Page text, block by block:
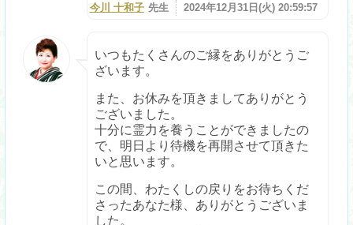
今川 十和子 先生 2024年12月31日(火) 20:59:57
いつもたくさんのご縁をありがとうご
ざいます。
また、お休みを頂きましてありがとう
ございました。
十分に霊力を養うことができましたの
で、明日より待機を再開させて頂きた
いと思います。
この間、わたくしの戻りをお待ちくだ
さったあなた様、ありがとうございま
した。